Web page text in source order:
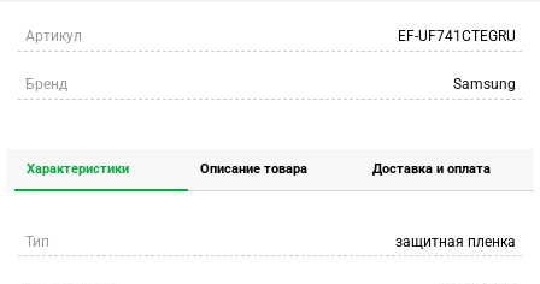
Артикул EF-UF741CTEGRU
Бренд Samsung
Характеристики Описание товара Доставка и оплата
Тип защитная пленка